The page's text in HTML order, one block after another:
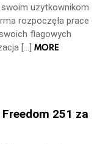
użytkownikom
rozpoczęła prace
flagowych
[…] MORE
251 za